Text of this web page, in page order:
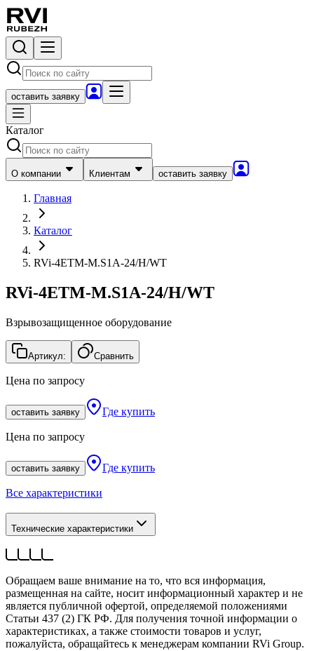
оставить заявку
Каталог
О компании Клиентам оставить заявку
Главная
Каталог
RVi-4ETM-M.S1A-24/H/WT
RVi-4ETM-M.S1A-24/H/WT
Взрывозащищенное оборудование
Артикул: Сравнить
Цена по запросу
оставить заявку Где купить
Цена по запросу
оставить заявку Где купить
Все характеристики
Технические характеристики
Обращаем ваше внимание на то, что вся информация,
размещенная на сайте, носит информационный характер и не
является публичной офертой, определяемой положениями
Статьи 437 (2) ГК РФ. Для получения точной информации о
характеристиках, а также стоимости товаров и услуг,
пожалуйста, обращайтесь к менеджерам компании RVi Group.